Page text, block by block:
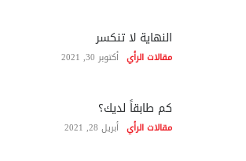
النهاية لا تنكسر
مقالات الرأي أكتوبر 30, 2021
كم طابقاً لديك؟
مقالات الرأي أبريل 28, 2021